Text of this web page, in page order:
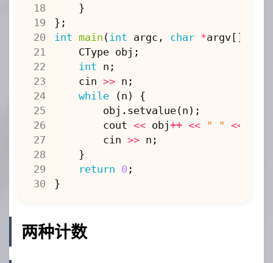
24
}
};
int main ( int argc , char *argv[])
CType obj ;
int n ;
cin >> n ;
while
(n )
{
obj . setvalue(n );
cout << obj++ << " " <<
cin >> n ;
}
return 0 ;
}
两种计数